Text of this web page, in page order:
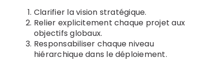
Clarifier la vision stratégique.
Relier explicitement chaque projet aux
objectifs globaux.
Responsabiliser chaque niveau
hiérarchique dans le déploiement.